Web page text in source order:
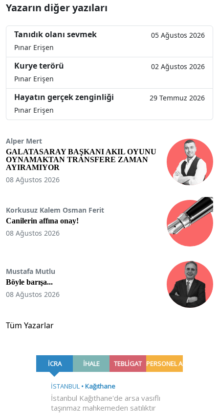
Yazarın diğer yazıları
Tanıdık olanı sevmek
05 Ağustos 2026
Pınar Erişen
Kurye terörü
02 Ağustos 2026
Pınar Erişen
Hayatın gerçek zenginliği
29 Temmuz 2026
Pınar Erişen
Alper Mert
GALATASARAY BAŞKANI AKIL OYUNU
OYNAMAKTAN TRANSFERE ZAMAN
AYIRAMIYOR
08 Ağustos 2026
Korkusuz Kalem Osman Ferit
Canilerin affına onay!
08 Ağustos 2026
Mustafa Mutlu
Böyle barışa...
08 Ağustos 2026
Tüm Yazarlar